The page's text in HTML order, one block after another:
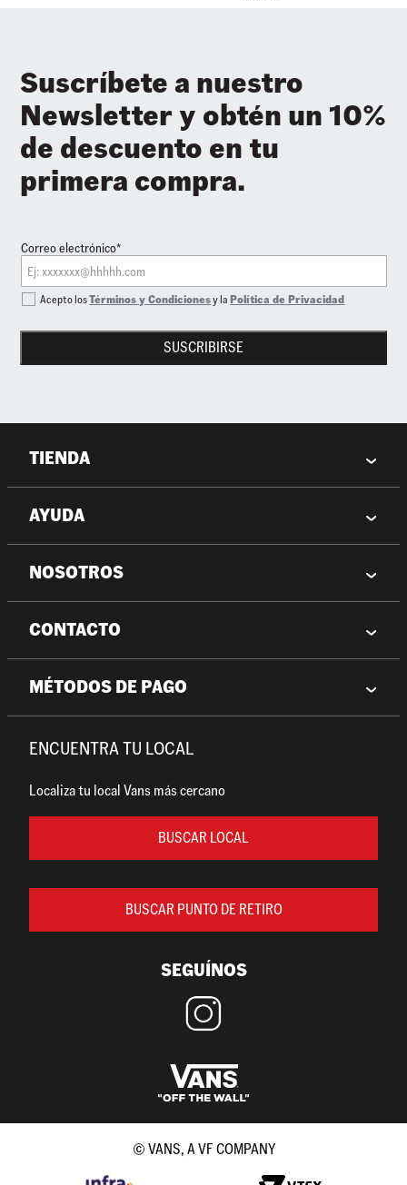
Suscríbete a nuestro
Newsletter y obtén un 10%
de descuento en tu
primera compra.
Correo electrónico*
SUSCRIBIRSE
Acepto losTérminos y Condicionesy laPolítica de Privacidad
TIENDA
AYUDA
NOSOTROS
CONTACTO
MÉTODOS DE PAGO
ENCUENTRA TU LOCAL
Localiza tu local Vans más cercano
BUSCAR LOCAL
BUSCAR PUNTO DE RETIRO
SEGUÍNOS
© VANS, A VF COMPANY